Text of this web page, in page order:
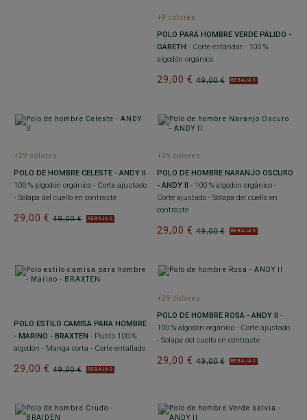
+9 colores
POLO PARA HOMBRE VERDE PÁLIDO -
GARETH - Corte estándar - 100 %
algodón orgánico
49,00 €
29,00 € REBAJAS
+29 colores
POLO DE HOMBRE CELESTE - ANDY II -
100 % algodón orgánico - Corte ajustado
- Solapa del cuello en contraste
49,00 €
29,00 € REBAJAS
+29 colores
POLO DE HOMBRE NARANJO OSCURO
- ANDY II - 100 % algodón orgánico -
Corte ajustado - Solapa del cuello en
contraste
49,00 €
29,00 € REBAJAS
POLO ESTILO CAMISA PARA HOMBRE
- MARINO - BRAXTEN - Punto 100 %
algodón - Manga corta - Corte entallado
49,00 €
29,00 € REBAJAS
+29 colores
POLO DE HOMBRE ROSA - ANDY II -
100 % algodón orgánico - Corte ajustado
- Solapa del cuello en contraste
49,00 €
29,00 € REBAJAS